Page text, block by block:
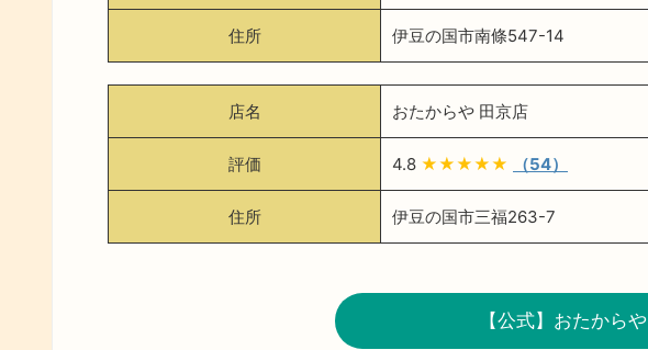
住所 伊豆の国市南條547-14
店名 おたからや 田京店
評価 4.8 ★★★★★ （54）
住所 伊豆の国市三福263-7
【公式】おたからや